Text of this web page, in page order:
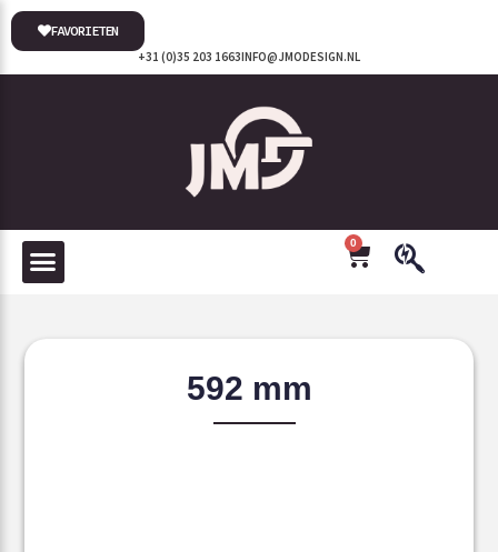
INFO@JMODESIGN.NL
+31 (0)35 203 1663
FAVORIETEN
0
592 mm